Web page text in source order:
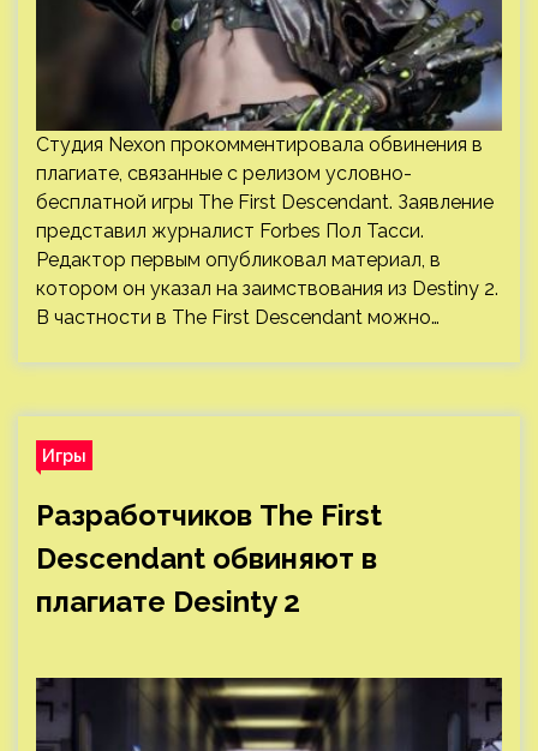
Студия Nexon прокомментировала обвинения в
плагиате, связанные с релизом условно-
бесплатной игры The First Descendant. Заявление
представил журналист Forbes Пол Тасси.
Редактор первым опубликовал материал, в
котором он указал на заимствования из Destiny 2.
В частности в The First Descendant можно…
Игры
Разработчиков The First
Descendant обвиняют в
плагиате Desinty 2